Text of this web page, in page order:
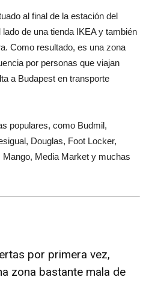
al final de la estación del
de una tienda IKEA y también
Como resultado, es una zona
por personas que viajan
a Budapest en transporte
populares, como Budmil,
Douglas, Foot Locker,
Media Market y muchas
por primera vez,
zona bastante mala de